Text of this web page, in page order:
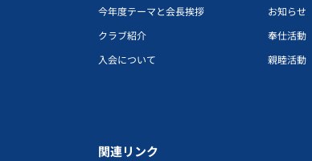
今年度テーマと会長挨拶
クラブ紹介
入会について
お知らせ
奉仕活動
親睦活動
関連リンク